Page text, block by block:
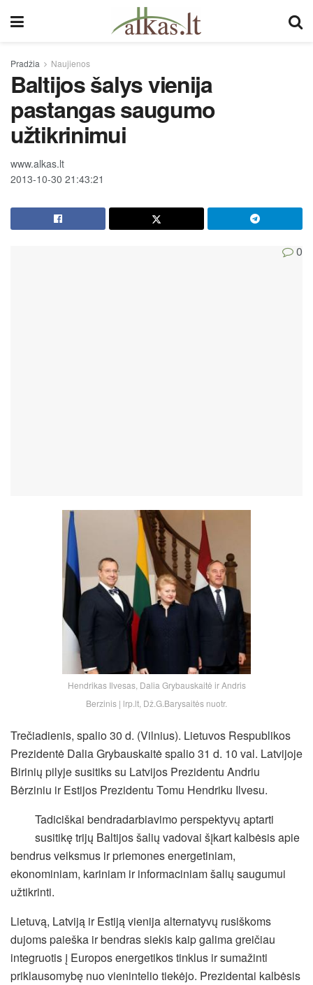
Pradžia Naujienos
Baltijos šalys vienija
pastangas saugumo
užtikrinimui
www.alkas.lt
2013-10-30 21:43:21
0
Hendrikas Ilvesas, Dalia Grybauskaitė ir Andris
Berzinis | lrp.lt, Dž.G.Barysaitės nuotr.
Trečiadienis, spalio 30 d. (Vilnius). Lietuvos Respublikos
Prezidentė Dalia Grybauskaitė spalio 31 d. 10 val. Latvijoje
Birinių pilyje susitiks su Latvijos Prezidentu Andriu
Bėrziniu ir Estijos Prezidentu Tomu Hendriku Ilvesu.
Tadiciškai bendradarbiavimo perspektyvų aptarti
susitikę trijų Baltijos šalių vadovai šįkart kalbėsis apie
bendrus veiksmus ir priemones energetiniam,
ekonominiam, kariniam ir informaciniam šalių saugumui
užtikrinti.
Lietuvą, Latviją ir Estiją vienija alternatyvų rusiškoms
dujoms paieška ir bendras siekis kaip galima greičiau
integruotis į Europos energetikos tinklus ir sumažinti
priklausomybę nuo vienintelio tiekėjo. Prezidentai kalbėsis